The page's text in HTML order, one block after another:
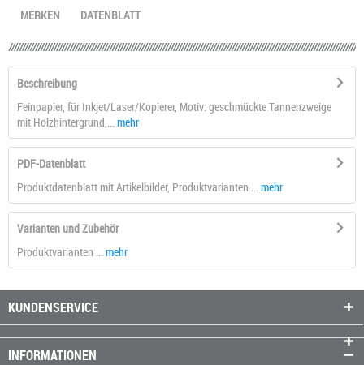
DATENBLATT
MERKEN
Beschreibung
Feinpapier, für Inkjet/Laser/Kopierer, Motiv: geschmückte Tannenzweige
mit Holzhintergrund,...
mehr
PDF-Datenblatt
Produktdatenblatt mit Artikelbilder, Produktvarianten ... mehr
Varianten und Zubehör
Produktvarianten ... mehr
KUNDENSERVICE
INFORMATIONEN